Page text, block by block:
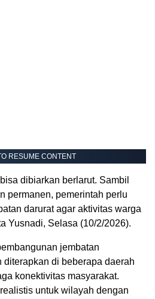
RESUME CONTENT
dibiarkan berlarut. Sambil
permanen, pemerintah perlu
darurat agar aktivitas warga
Yusnadi, Selasa (10/2/2026).
jembatan
diterapkan di beberapa daerah
konektivitas masyarakat.
untuk wilayah dengan